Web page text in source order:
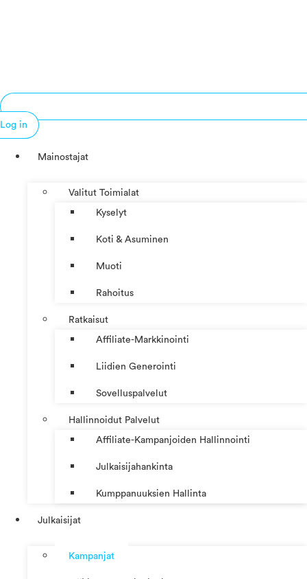
Log in
Mainostajat
Valitut Toimialat
Kyselyt
Koti & Asuminen
Muoti
Rahoitus
Ratkaisut
Affiliate-Markkinointi
Liidien Generointi
Sovelluspalvelut
Hallinnoidut Palvelut
Affiliate-Kampanjoiden Hallinnointi
Julkaisijahankinta
Kumppanuuksien Hallinta
Julkaisijat
Kampanjat